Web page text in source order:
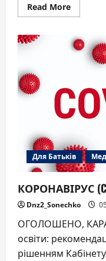
Read MoreRead
more
Для Батьків
КОРОНАВІРУС
Dnz2_Sonechko
ОГОЛОШЕНО,
освіти:
рішенням